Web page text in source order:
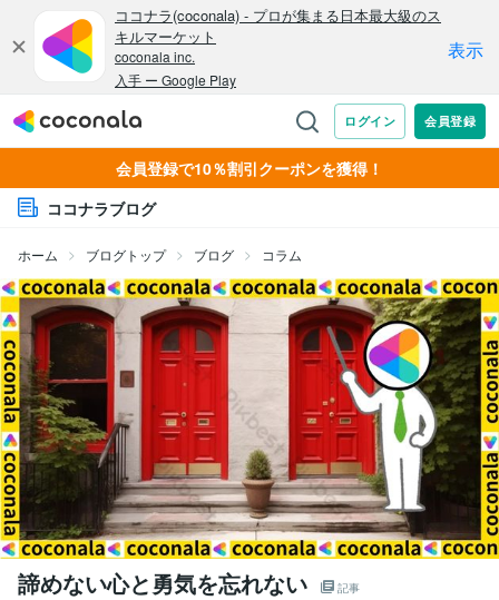
会員登録で10％割引クーポンを獲得！
ココナラブログ
ホーム ブログトップ ブログ コラム
諦めない心と勇気を忘れない 記事